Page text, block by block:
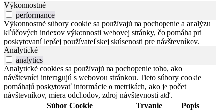
Výkonnostné
performance
Výkonnostné súbory cookie sa používajú na pochopenie a analýzu
kľúčových indexov výkonnosti webovej stránky, čo pomáha pri
poskytovaní lepšej používateľskej skúsenosti pre návštevníkov.
Analytické
analytics
Analytické cookies sa používajú na pochopenie toho, ako
návštevníci interagujú s webovou stránkou. Tieto súbory cookie
pomáhajú poskytovať informácie o metrikách, ako je počet
návštevníkov, miera odchodov, zdroj návštevnosti atď.
Súbor Cookie
Trvanie Popis